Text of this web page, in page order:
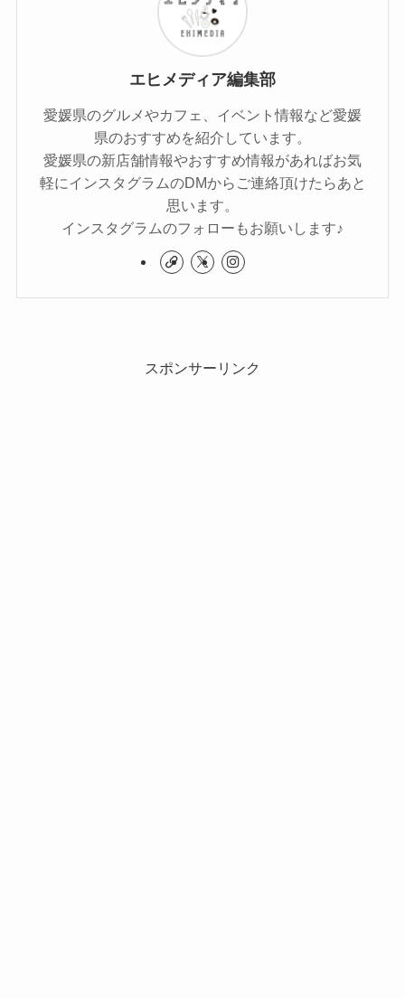
エヒメディア編集部
愛媛県のグルメやカフェ、イベント情報など愛媛
県のおすすめを紹介しています。
愛媛県の新店舗情報やおすすめ情報があればお気
軽にインスタグラムのDMからご連絡頂けたらあと
思います。
インスタグラムのフォローもお願いします♪
スポンサーリンク